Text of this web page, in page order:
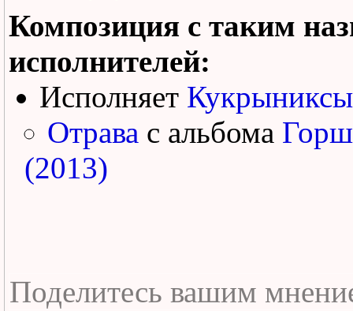
Композиция с таким
исполнителей:
Исполняет Кукрыниксы
Отрава с альбома
(2013)